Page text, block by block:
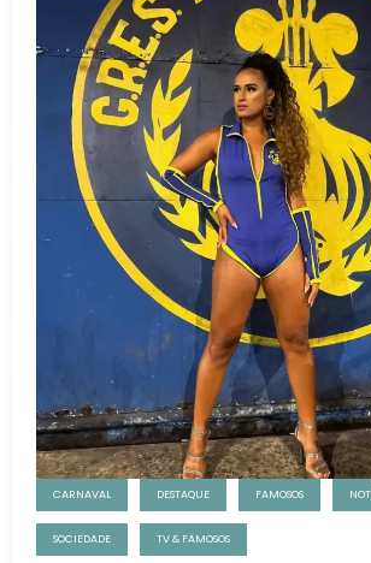
CARNAVAL DESTAQUE FAMOSOS
SOCIEDADE TV & FAMOSOS